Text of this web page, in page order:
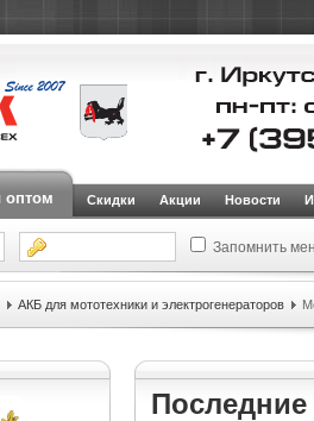
оптом Скидки Акции Новости
Запомнить
АКБ для мототехники и электрогенераторов
Последние